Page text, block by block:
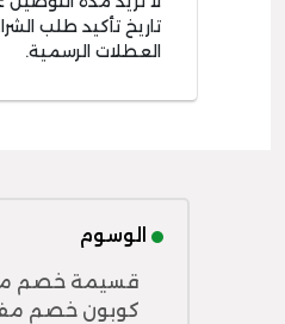
تاريخ تأكيد طلب
العطلات الرسمية.
الوسوم
قسيمة خصم
كوبون خصم